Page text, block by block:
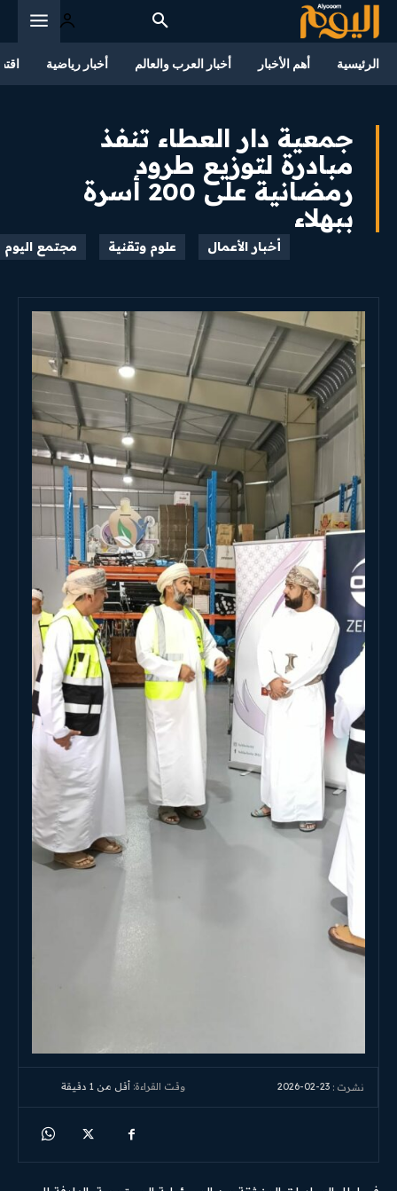
الرئيسية أهم الأخبار أخبار العرب والعالم أخبار رياضية
جمعية دار العطاء تنفذ
مبادرة لتوزيع طرود
رمضانية على 200 أسرة
ببهلاء
أخبار الأعمال علوم وتقنية مجتمع اليوم
نشرت : 2026-02-23 وقت القراءة: أقل من 1 دقيقة